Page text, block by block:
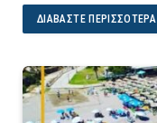
ΔΙΑΒΆΣΤΕ ΠΕΡΙΣΣΌΤΕΡΑ